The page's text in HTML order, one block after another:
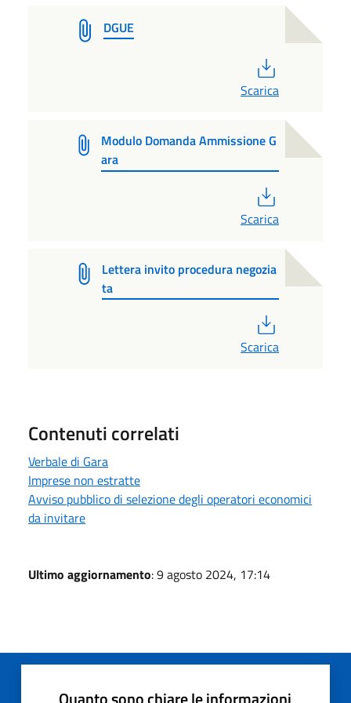
DGUE
Scarica
Modulo Domanda Ammissione G
ara
Scarica
Lettera invito procedura negozia
ta
Scarica
Contenuti correlati
Verbale di Gara
Imprese non estratte
Avviso pubblico di selezione degli operatori economici
da invitare
Ultimo aggiornamento: 9 agosto 2024, 17:14